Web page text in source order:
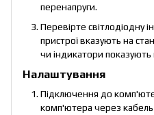
перенапруги.
Перевірте світлодіодну
пристрої вказують на
чи індикатори
Налаштування
Підключення до
комп'ютера через кабель